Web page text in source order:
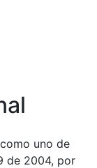
uno de
de 2004, por